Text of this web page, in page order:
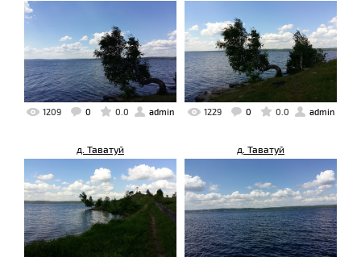
1209 0 0.0 admin 1229 0 0.0 admin
д. Таватуй д. Таватуй